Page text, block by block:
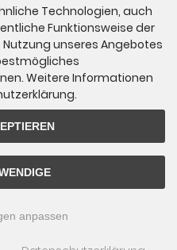
Technologien, auch
Funktionsweise der
unseres Angebotes
Weitere Informationen
anpassen